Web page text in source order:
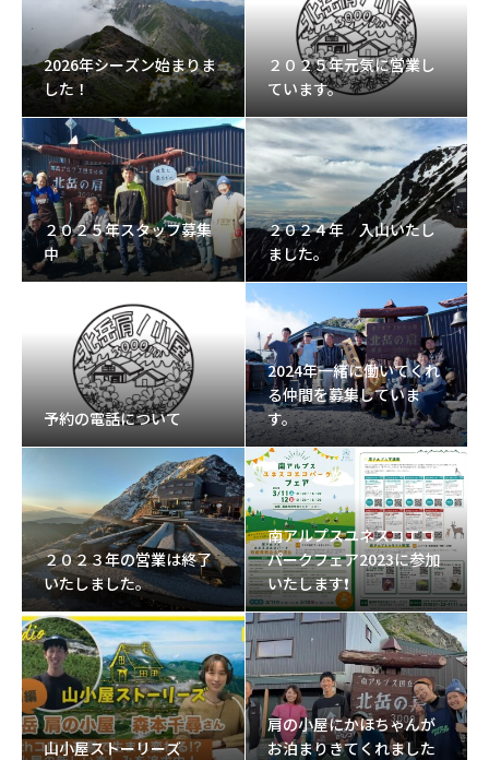
2026年シーズン始まりま
した！
２０２５年元気に営業し
ています。
２０２５年スタッフ募集
中
２０２４年 入山いたし
ました。
予約の電話について
2024年一緒に働いてくれ
る仲間を募集していま
す。
２０２３年の営業は終了
いたしました。
南アルプスユネスコエコ
パークフェア2023に参加
いたします❗
山小屋ストーリーズ
肩の小屋にかほちゃんが
お泊まりきてくれました